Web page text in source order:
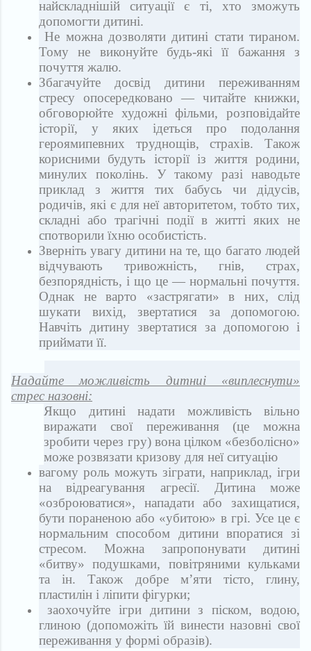
найскладнішій ситуації є ті, хто зможуть
допомогти дитині.
Не можна дозволяти дитині стати тираном.
Тому не виконуйте будь-які її бажання з
почуття жалю.
Збагачуйте досвід дитини переживанням
стресу опосередковано — читайте книжки,
обговорюйте художні фільми, розповідайте
історії, у яких ідеться про подолання
героямипевних труднощів, страхів. Також
корисними будуть історії із життя родини,
минулих поколінь. У такому разі наводьте
приклад з життя тих бабусь чи дідусів,
родичів, які є для неї авторитетом, тобто тих,
складні або трагічні події в житті яких не
спотворили їхню особистість.
Зверніть увагу дитини на те, що багато людей
відчувають тривожність, гнів, страх,
безпорядність, і що це — нормальні почуття.
Однак не варто «застрягати» в них, слід
шукати вихід, звертатися за допомогою.
Навчіть дитину звертатися за допомогою і
приймати її.
Надайте можливість дитниі «виплеснути»
стрес назовні:
Якщо дитині надати можливість вільно
виражати свої переживання (це можна
зробити через гру) вона цілком «безболісно»
може розвязати кризову для неї ситуацію
вагому роль можуть зіграти, наприклад, ігри
на відреагування агресії. Дитина може
«озброюватися», нападати або захищатися,
бути пораненою або «убитою» в грі. Усе це є
нормальним способом дитини впоратися зі
стресом. Можна запропонувати дитині
«битву» подушками, повітряними кульками
та ін. Також добре м’яти тісто, глину,
пластилін і ліпити фігурки;
заохочуйте ігри дитини з піском, водою,
глиною (допоможіть їй винести назовні свої
переживання у формі образів).